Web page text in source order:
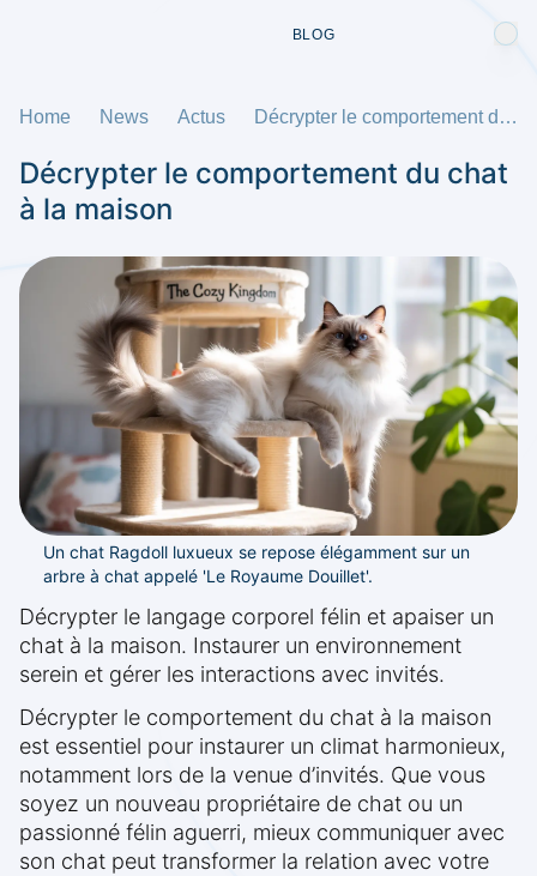
BLOG
Home News Actus Décrypter le comportement du chat à la maison
Décrypter le comportement du chat
à la maison
Un chat Ragdoll luxueux se repose élégamment sur un
arbre à chat appelé 'Le Royaume Douillet'.
Décrypter le langage corporel félin et apaiser un
chat à la maison. Instaurer un environnement
serein et gérer les interactions avec invités.
Décrypter le comportement du chat à la maison
est essentiel pour instaurer un climat harmonieux,
notamment lors de la venue d’invités. Que vous
soyez un nouveau propriétaire de chat ou un
passionné félin aguerri, mieux communiquer avec
son chat peut transformer la relation avec votre